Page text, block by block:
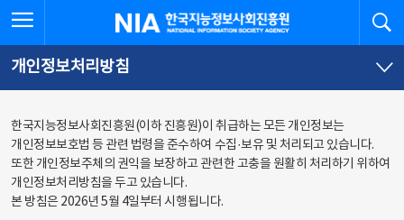
바로가기
바로가기
한국지능정보사회진흥원
개인정보처리방침
한국지능정보사회진흥원(이하 진흥원)이 취급하는 모든 개인정보는
개인정보보호법 등 관련 법령을 준수하여 수집·보유 및 처리되고 있습니다.
또한 개인정보주체의 권익을 보장하고 관련한 고충을 원활히 처리하기 위하여
개인정보처리방침을 두고 있습니다.
본 방침은 2026년 5월 4일부터 시행됩니다.